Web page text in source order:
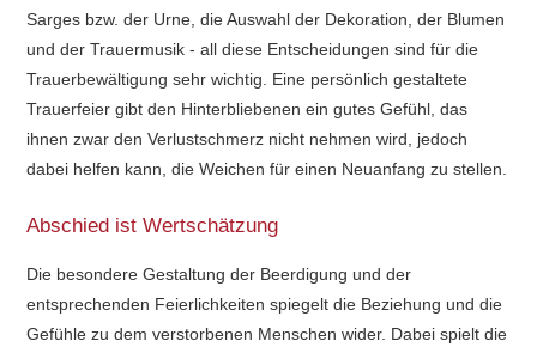
Sarges bzw. der Urne, die Auswahl der Dekoration, der Blumen
und der Trauermusik - all diese Entscheidungen sind für die
Trauerbewältigung sehr wichtig. Eine persönlich gestaltete
Trauerfeier gibt den Hinterbliebenen ein gutes Gefühl, das
ihnen zwar den Verlustschmerz nicht nehmen wird, jedoch
dabei helfen kann, die Weichen für einen Neuanfang zu stellen.
Abschied ist Wertschätzung
Die besondere Gestaltung der Beerdigung und der
entsprechenden Feierlichkeiten spiegelt die Beziehung und die
Gefühle zu dem verstorbenen Menschen wider. Dabei spielt die